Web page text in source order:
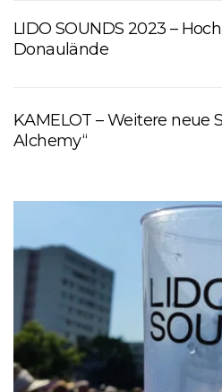
LIDO SOUNDS 2023 –
Donaulände
KAMELOT – Weitere neue
Alchemy“